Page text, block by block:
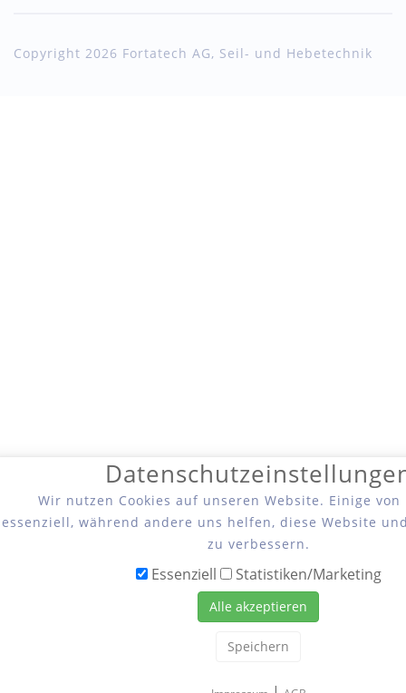
Copyright 2026 Fortatech AG, Seil- und Hebetechnik
Wir nutzen Cookies auf unseren Website. Einige
essenziell, während andere uns helfen, diese Website
zu verbessern.
Essenziell Statistiken/Marketing
Alle akzeptieren
Speichern